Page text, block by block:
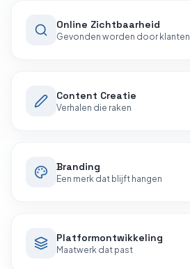
Online Zichtbaarheid
Gevonden worden door klanten
Content Creatie
Verhalen die raken
Branding
Een merk dat blijft hangen
Platform­ontwikkeling
Maatwerk dat past